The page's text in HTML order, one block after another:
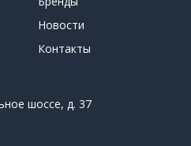
Новости
Контакты
шоссе, д. 37